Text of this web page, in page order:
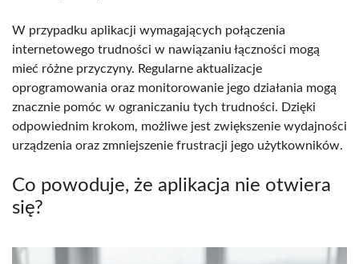
W przypadku aplikacji wymagających połączenia
internetowego trudności w nawiązaniu łączności mogą
mieć różne przyczyny. Regularne aktualizacje
oprogramowania oraz monitorowanie jego działania mogą
znacznie pomóc w ograniczaniu tych trudności. Dzięki
odpowiednim krokom, możliwe jest zwiększenie wydajności
urządzenia oraz zmniejszenie frustracji jego użytkowników.
Co powoduje, że aplikacja nie otwiera
się?